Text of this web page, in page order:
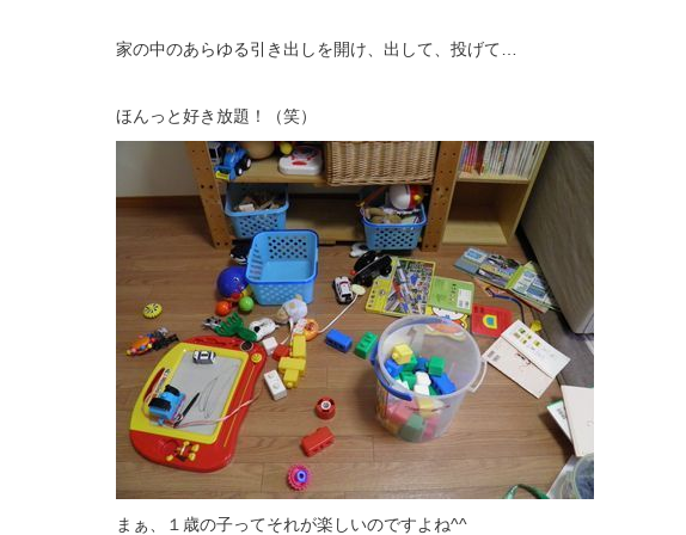
家の中のあらゆる引き出しを開け、出して、投げて…
ほんっと好き放題！（笑）
まぁ、１歳の子ってそれが楽しいのですよね^^